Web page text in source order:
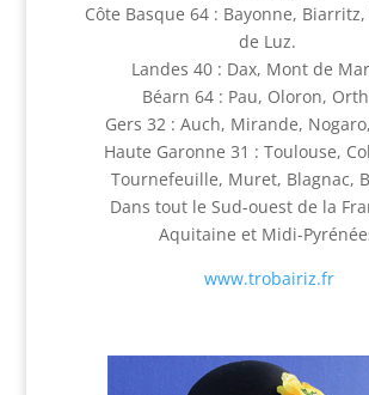
Côte Basque 64 : Bayonne, Biarritz,
de Luz.
Landes 40 : Dax, Mont de
Béarn 64 : Pau, Oloron,
Gers 32 : Auch, Mirande,
Haute Garonne 31 : Toulouse,
Tournefeuille, Muret, Blagnac,
Dans tout le Sud-ouest de la
Aquitaine et Midi-
www.trobairiz.fr